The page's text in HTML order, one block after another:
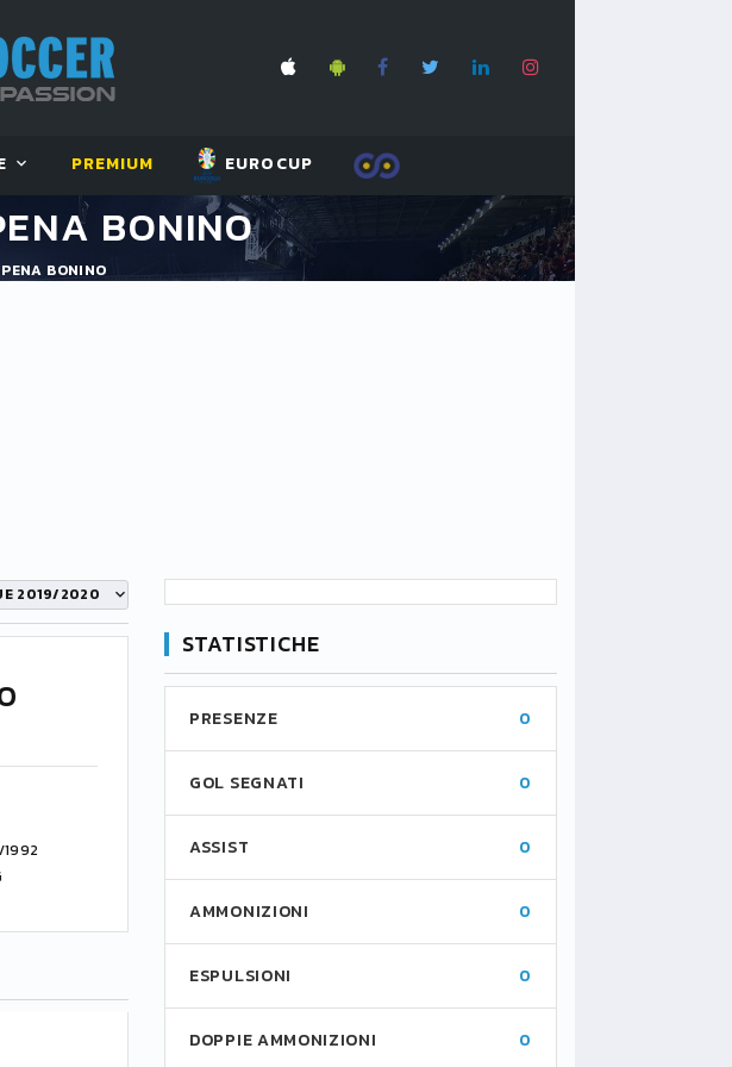
PREMIUM EUROCUP
BONINO
BONINO
2019/2020
1992
STATISTICHE
PRESENZE 0
GOL SEGNATI 0
ASSIST 0
AMMONIZIONI 0
ESPULSIONI 0
DOPPIE AMMONIZIONI 0